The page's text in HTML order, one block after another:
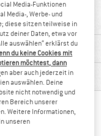
SICH AUCH
Media-Funktionen
Media-, Werbe- und
diese sitzen teilweise in
deiner Daten, etwa vor
auswählen“ erklärst du
du keine Cookies mit
möchtest, dann
aber auch jederzeit in
auswählen. Deine
nicht notwendig und
Bereich unserer
Weitere Informationen,
unseren